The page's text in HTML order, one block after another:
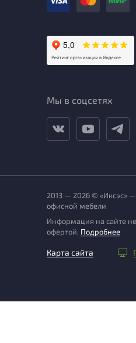
Мы в соцсетях
2013 — 2026 © «Иксэс»
офисной мебели
Информация на сайте
офертой. Подробнее
Карта сайта